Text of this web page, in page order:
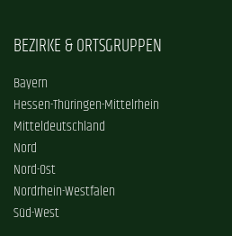
BEZIRKE & ORTSGRUPPEN
Bayern
Hessen-Thüringen-Mittelrhein
Mitteldeutschland
Nord
Nord-Ost
Nordrhein-Westfalen
Süd-West